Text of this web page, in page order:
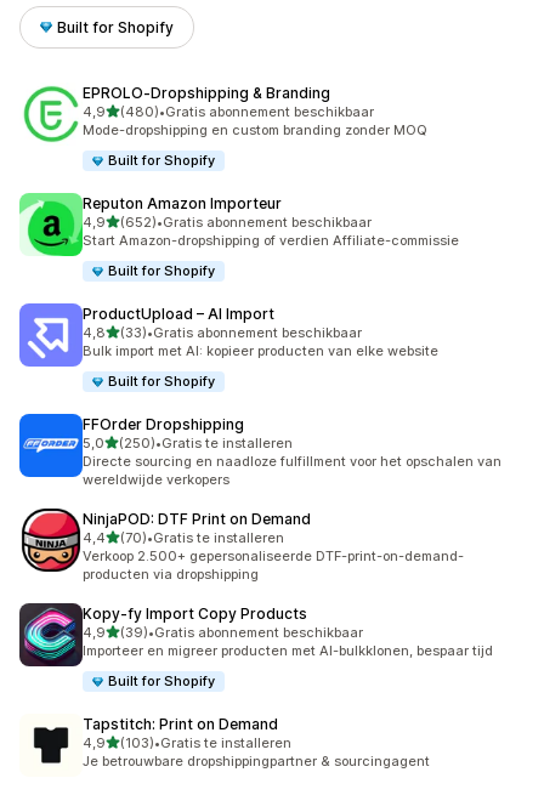
Built for Shopify
EPROLO‑Dropshipping & Branding
4,9van 5 sterren
(480)
480 recensies in totaal
•Gratis abonnement beschikbaar
Mode-dropshipping en custom branding zonder MOQ
Built for Shopify
Reputon Amazon Importeur
4,9van 5 sterren
(652)
652 recensies in totaal
•Gratis abonnement beschikbaar
Start Amazon-dropshipping of verdien Affiliate-commissie
Built for Shopify
ProductUpload – AI Import
4,8van 5 sterren
(33)
33 recensies in totaal
•Gratis abonnement beschikbaar
Bulk import met AI: kopieer producten van elke website
Built for Shopify
FFOrder Dropshipping
5,0van 5 sterren
(250)
250 recensies in totaal
•Gratis te installeren
Directe sourcing en naadloze fulfillment voor het opschalen van
wereldwijde verkopers
NinjaPOD: DTF Print on Demand
4,4van 5 sterren
(70)
70 recensies in totaal
•Gratis te installeren
Verkoop 2.500+ gepersonaliseerde DTF-print-on-demand-
producten via dropshipping
Kopy‑fy Import Copy Products
4,9van 5 sterren
(39)
39 recensies in totaal
•Gratis abonnement beschikbaar
Importeer en migreer producten met AI-bulkklonen, bespaar tijd
Built for Shopify
Tapstitch: Print on Demand
4,9van 5 sterren
(103)
103 recensies in totaal
•Gratis te installeren
Je betrouwbare dropshippingpartner & sourcingagent